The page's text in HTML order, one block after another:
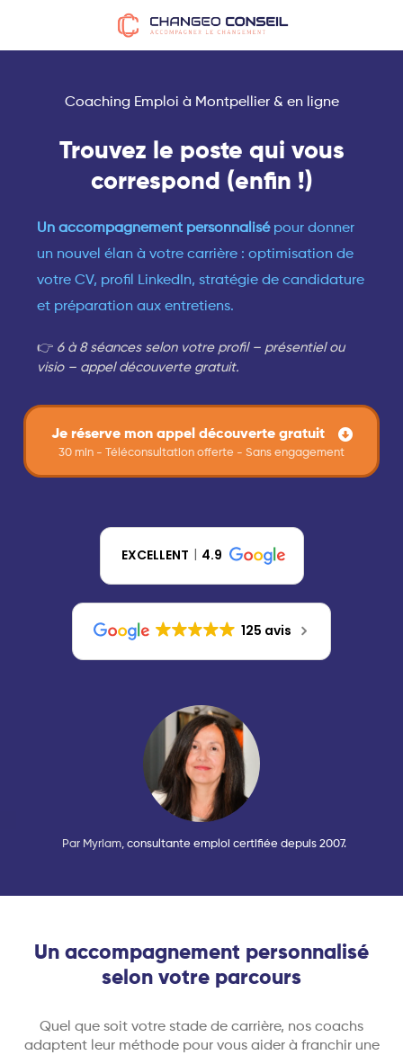
Coaching Emploi à Montpellier & en ligne
Trouvez le poste qui vous
correspond (enfin !)
Un accompagnement personnalisépour donner
un nouvel élan à votre carrière : optimisation de
votre CV, profil LinkedIn, stratégie de candidature
et préparation aux entretiens.
👉 6 à 8 séances selon votre profil – présentiel ou
visio – appel découverte gratuit.
Je réserve mon appel découverte gratuit
30 min - Téléconsultation offerte - Sans engagement
EXCELLENT 4.9
125 avis
Par Myriam, consultante emploi certifiée depuis 2007.
Un accompagnement personnalisé
selon votre parcours
Quel que soit votre stade de carrière, nos coachs
adaptent leur méthode pour vous aider à franchir une